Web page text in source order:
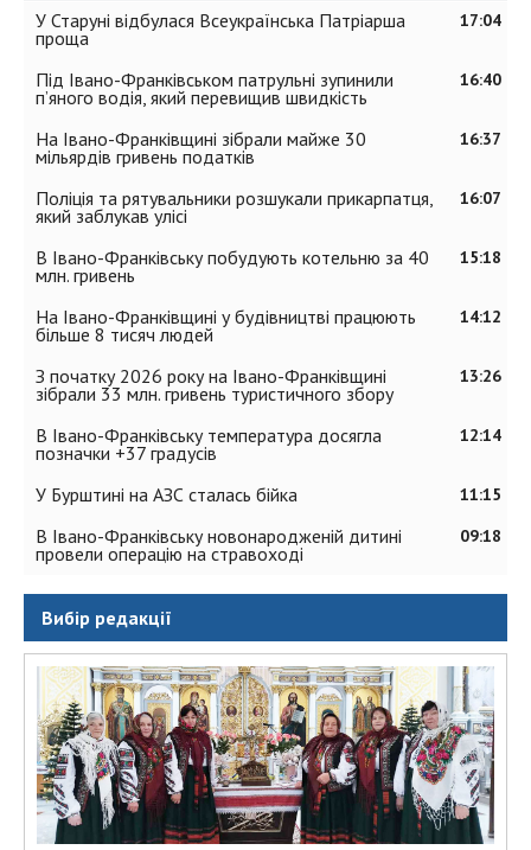
17:04
У Старуні відбулася Всеукраїнська Патріарша
проща
16:40
Під Івано-Франківськом патрульні зупинили
п’яного водія, який перевищив швидкість
16:37
На Івано-Франківщині зібрали майже 30
мільярдів гривень податків
16:07
Поліція та рятувальники розшукали прикарпатця,
який заблукав улісі
15:18
В Івано-Франківську побудують котельню за 40
млн. гривень
14:12
На Івано-Франківщині у будівництві працюють
більше 8 тисяч людей
13:26
З початку 2026 року на Івано-Франківщині
зібрали 33 млн. гривень туристичного збору
12:14
В Івано-Франківську температура досягла
позначки +37 градусів
11:15
У Бурштині на АЗС сталась бійка
09:18
В Івано-Франківську новонародженій дитині
провели операцію на стравоході
Вибір редакції